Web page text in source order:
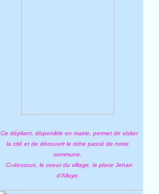
Ce dépliant, disponible en mairie, permet de visiter
la cité et de découvrir le riche passé de notre
commune.
Ci-dessous, le coeur du village, la place Jehan
d'Alluye.